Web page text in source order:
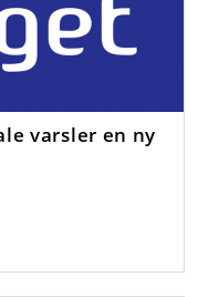
varsler en ny